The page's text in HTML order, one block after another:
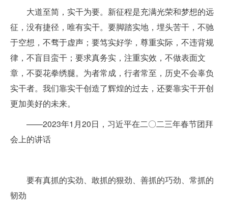
大道至简，实干为要。新征程是充满光荣和梦想的远
征，没有捷径，唯有实干。要脚踏实地，埋头苦干，不驰
于空想，不骛于虚声；要笃实好学，尊重实际，不违背规
律，不盲目蛮干；要求真务实，注重实效，不做表面文
章，不耍花拳绣腿。为者常成，行者常至，历史不会辜负
实干者。我们靠实干创造了辉煌的过去，还要靠实干开创
更加美好的未来。
——2023年1月20日，习近平在二〇二三年春节团拜
会上的讲话
要有真抓的实劲、敢抓的狠劲、善抓的巧劲、常抓的
韧劲